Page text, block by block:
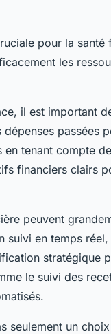
pour la santé
les
il est important
passées
tenant compte
financiers clairs
peuvent
suivi en temps
stratégique
le suivi des
seulement un